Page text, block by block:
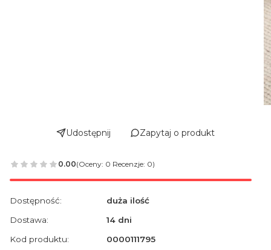
Udostępnij Zapytaj o produkt
0.00(Oceny: 0 Recenzje: 0)
Dostępność:
duża ilość
Dostawa:
14 dni
Kod produktu:
0000111795